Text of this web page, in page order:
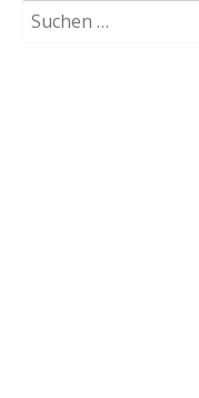
nach: